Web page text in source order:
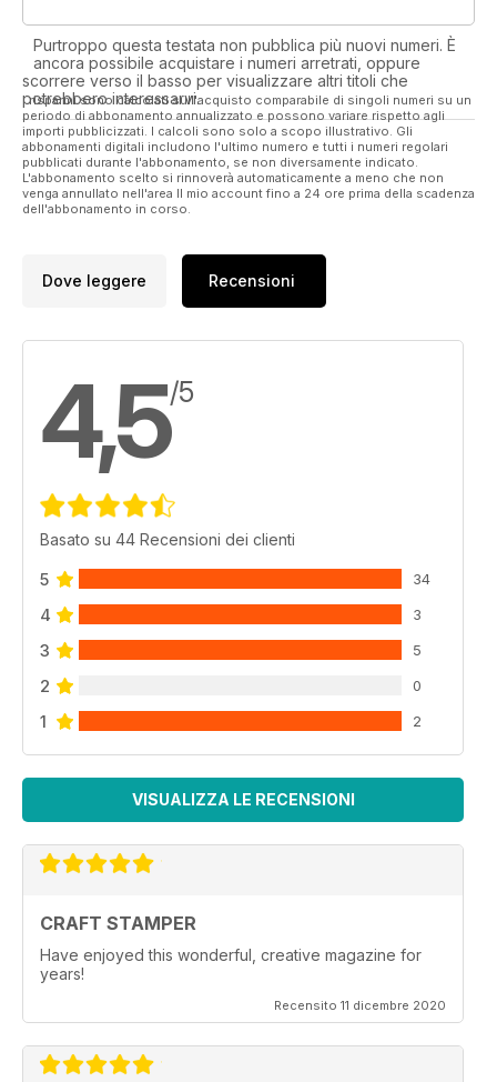
Purtroppo questa testata non pubblica più nuovi numeri. È
ancora possibile acquistare i numeri arretrati, oppure
scorrere verso il basso per visualizzare altri titoli che
potrebbero interessarvi.
I risparmi sono calcolati sull'acquisto comparabile di singoli numeri su un
periodo di abbonamento annualizzato e possono variare rispetto agli
importi pubblicizzati. I calcoli sono solo a scopo illustrativo. Gli
abbonamenti digitali includono l'ultimo numero e tutti i numeri regolari
pubblicati durante l'abbonamento, se non diversamente indicato.
L'abbonamento scelto si rinnoverà automaticamente a meno che non
venga annullato nell'area Il mio account fino a 24 ore prima della scadenza
dell'abbonamento in corso.
Dove leggere Recensioni
4,5/5
Basato su 44 Recensioni dei clienti
5 34
4 3
3 5
2 0
1 2
VISUALIZZA LE RECENSIONI
CRAFT STAMPER
Have enjoyed this wonderful, creative magazine for
years!
Recensito 11 dicembre 2020